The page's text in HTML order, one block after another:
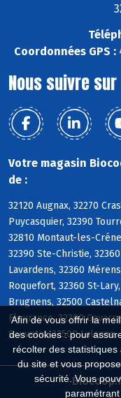
Afin de vous offrir la
des cookies : pour
récolter des
du site et vous
sécurité. Vous
Coordonnées GPS :
Nous suivre sur
Votre magasin
de :
32120 Augnax, 32270
Puycasquier, 32390
32810 Montaut-les-
32390 Ste-Christie,
Lavardens, 32360
Roquefort, 32360 St-
Brugnens, 32500
Fleurance, 32390
Sauvetat, 32500